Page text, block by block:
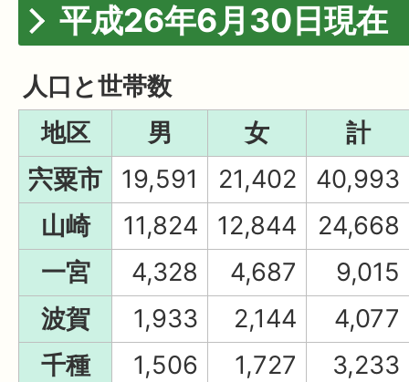
平成26年6月30日現在
人口と世帯数
地区
男 女
計
宍粟市
19,591 21,402
40,993
山崎
11,824 12,844
24,668
一宮
4,328 4,687
9,015
波賀
1,933 2,144
4,077
千種
1,506 1,727
3,233